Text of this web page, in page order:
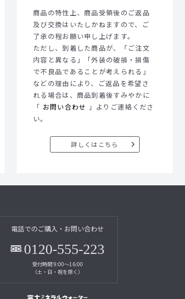
商品の特性上、商品受領後のご返品
及び交換はいたしかねますので、ご
了承の程お願い申し上げます。
ただし、到着した商品が、「ご注文
内容と異なる」「外装の破損・損傷
で不良品であることが考えられる」
などの理由により、ご返品を希望さ
れる場合は、商品到着後すみやかに
「 お問い合わせ 」よりご連絡くださ
い。
詳しくはこちら
電話でのご購入・お問い合わせ
0120-555-223
受付時間 9:00～16:00
（土・日・祝を除く）